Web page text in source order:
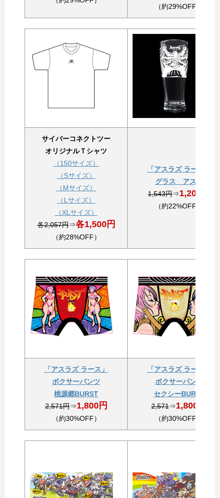
（約29%OFF）
サイバーコネクトツー
オリジナルＴシャツ
（150サイズ）
（Sサイズ）
（Mサイズ）
（Lサイズ）
（XLサイズ）
各2,057円⇒各1,500円
（約28%OFF）
「アスラズ ラース」
グラス アスラ
1,543円⇒1,200円
（約22%OFF）
「アスラズ ラース」
ボクサーパンツ
桃源郷BURST
2,571円⇒1,800円
（約30%OFF）
「アスラズ ラース」
ボクサーパンツ
セクシーBURST
2,571⇒1,800円
（約30%OFF）